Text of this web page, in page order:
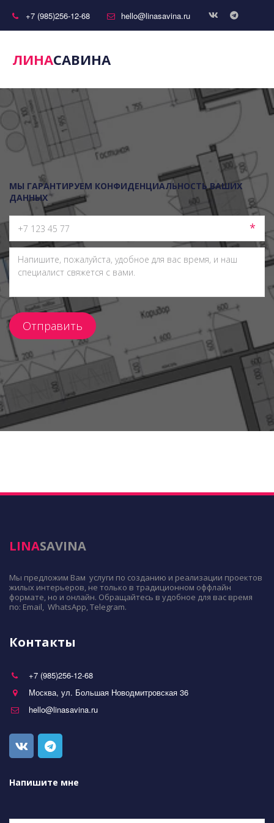
+7 (985)256-12-68 hello@linasavina.ru
ЛИНАСАВИНА
МЫ ГАРАНТИРУЕМ КОНФИДЕНЦИАЛЬНОСТЬ ВАШИХ
ДАННЫХ
*
Отправить
LINASAVINA
Мы предложим Вам  услуги по созданию и реализации проектов
жилых интерьеров, не только в традиционном оффлайн
формате, но и онлайн. Обращайтесь в удобное для вас время
по: Email,  WhatsApp, Telegram.
Контакты
+7 (985)256-12-68
Москва, ул. Большая Новодмитровская 36
hello@linasavina.ru
Напишите мне